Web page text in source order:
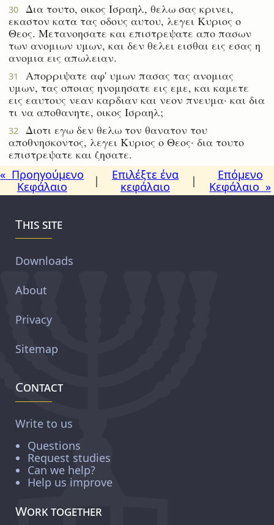
30
Δια τουτο, οικος Ισραηλ, θελω σας κρινει,
εκαστον κατα τας οδους αυτου, λεγει Κυριος ο
Θεος. Μετανοησατε και επιστρεψατε απο πασων
των ανομιων υμων, και δεν θελει εισθαι εις εσας η
ανομια εις απωλειαν.
31
Απορριψατε αφ' υμων πασας τας ανομιας
υμων, τας οποιας ηνομησατε εις εμε, και καμετε
εις εαυτους νεαν καρδιαν και νεον πνευμα· και δια
τι να αποθανητε, οικος Ισραηλ;
32
Διοτι εγω δεν θελω τον θανατον του
αποθνησκοντος, λεγει Κυριος ο Θεος· δια τουτο
επιστρεψατε και ζησατε.
« Προηγούμενο
Κεφάλαιο
|
Επιλέξτε ένα
κεφάλαιο
|
Επόμενο
Κεφάλαιο »
This site
Downloads
About
Privacy
Sitemap
Contact
Write to us
Questions
Request studies
Can we help?
Help us improve
Work together